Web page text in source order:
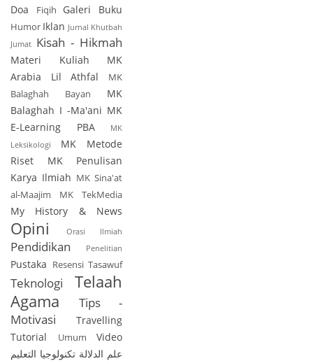
Doa
Fiqih Galeri Buku
Humor Iklan Jurnal Khutbah
Jumat Kisah - Hikmah
Materi Kuliah
MK
Arabia Lil Athfal
MK
Balaghah Bayan
MK
Balaghah I -Ma'ani MK
E-Learning PBA
MK
Leksikologi
MK Metode
Riset
MK Penulisan
Karya Ilmiah MK Sina'at
al-Maajim
MK TekMedia
My History & News
Opini Orasi Ilmiah
Pendidikan Penelitian
Pustaka Resensi Tasawuf
Teknologi
Telaah
Agama
Tips -
Motivasi
Travelling
Tutorial
Umum
Video
تكنولوجيا التعليم علم الدلالة